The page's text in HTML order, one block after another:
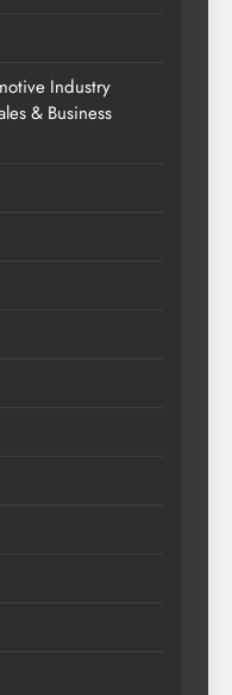
Industry
& Business